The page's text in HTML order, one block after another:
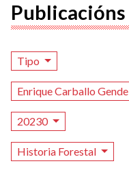
Publicacións
Tipo
Enrique Carballo Gende
20230
Historia Forestal